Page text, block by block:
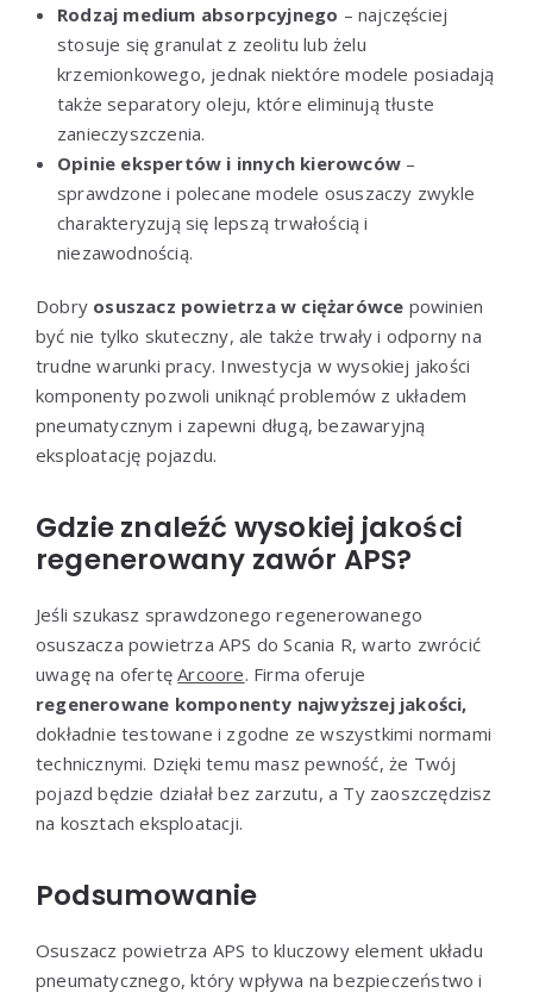
Rodzaj medium absorpcyjnego – najczęściej
stosuje się granulat z zeolitu lub żelu
krzemionkowego, jednak niektóre modele posiadają
także separatory oleju, które eliminują tłuste
zanieczyszczenia.
Opinie ekspertów i innych kierowców –
sprawdzone i polecane modele osuszaczy zwykle
charakteryzują się lepszą trwałością i
niezawodnością.
Dobry osuszacz powietrza w ciężarówce powinien
być nie tylko skuteczny, ale także trwały i odporny na
trudne warunki pracy. Inwestycja w wysokiej jakości
komponenty pozwoli uniknąć problemów z układem
pneumatycznym i zapewni długą, bezawaryjną
eksploatację pojazdu.
Gdzie znaleźć wysokiej jakości
regenerowany zawór APS?
Jeśli szukasz sprawdzonego regenerowanego
osuszacza powietrza APS do Scania R, warto zwrócić
uwagę na ofertęArcoore. Firma oferuje
regenerowane komponenty najwyższej jakości,
dokładnie testowane i zgodne ze wszystkimi normami
technicznymi. Dzięki temu masz pewność, że Twój
pojazd będzie działał bez zarzutu, a Ty zaoszczędzisz
na kosztach eksploatacji.
Podsumowanie
Osuszacz powietrza APS to kluczowy element układu
pneumatycznego, który wpływa na bezpieczeństwo i